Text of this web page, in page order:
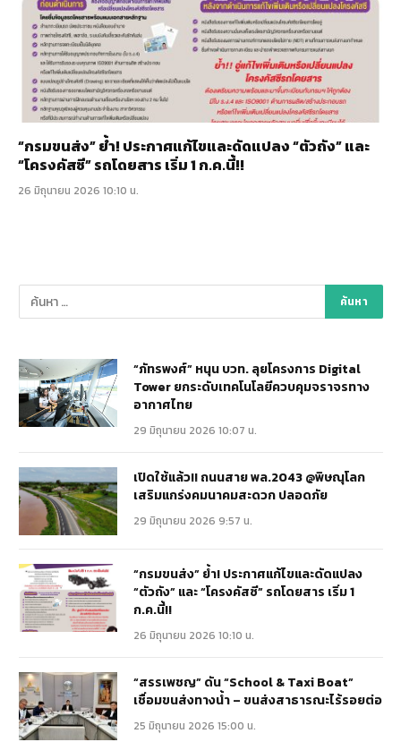
“กรมขนส่ง” ย้ำ! ประกาศแก้ไขและดัดแปลง “ตัวถัง” และ
“โครงคัสซี” รถโดยสาร เริ่ม 1 ก.ค.นี้!!
26 มิถุนายน 2026 10:10 น.
“ภัทรพงศ์” หนุน บวท. ลุยโครงการ Digital
Tower ยกระดับเทคโนโลยีควบคุมจราจรทาง
อากาศไทย
29 มิถุนายน 2026 10:07 น.
เปิดใช้แล้ว!! ถนนสาย พล.2043 @พิษณุโลก
เสริมแกร่งคมนาคมสะดวก ปลอดภัย
29 มิถุนายน 2026 9:57 น.
“กรมขนส่ง” ย้ำ! ประกาศแก้ไขและดัดแปลง
“ตัวถัง” และ “โครงคัสซี” รถโดยสาร เริ่ม 1
ก.ค.นี้!!
26 มิถุนายน 2026 10:10 น.
“สรรเพชญ” ดัน “School & Taxi Boat”
เชื่อมขนส่งทางน้ำ – ขนส่งสาธารณะไร้รอยต่อ
25 มิถุนายน 2026 15:00 น.